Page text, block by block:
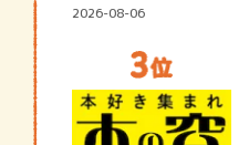
2026-08-06